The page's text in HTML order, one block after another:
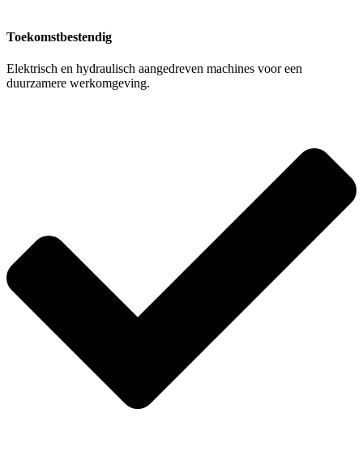
Toekomstbestendig
Elektrisch en hydraulisch aangedreven machines voor een
duurzamere werkomgeving.